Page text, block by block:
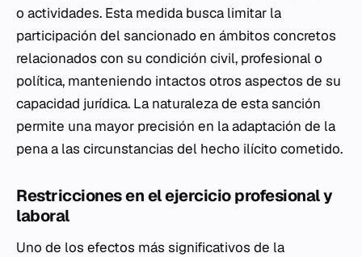
o actividades. Esta medida busca limitar la
participación del sancionado en ámbitos concretos
relacionados con su condición civil, profesional o
política, manteniendo intactos otros aspectos de su
capacidad jurídica. La naturaleza de esta sanción
permite una mayor precisión en la adaptación de la
pena a las circunstancias del hecho ilícito cometido.
Restricciones en el ejercicio profesional y
laboral
Uno de los efectos más significativos de la